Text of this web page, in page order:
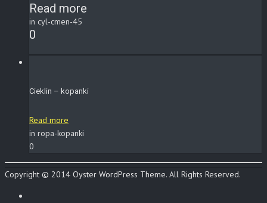
Read more
in cyl-cmen-45
0
Cieklin – kopanki
Read more
in ropa-kopanki
0
Copyright © 2014 Oyster WordPress Theme. All Rights Reserved.